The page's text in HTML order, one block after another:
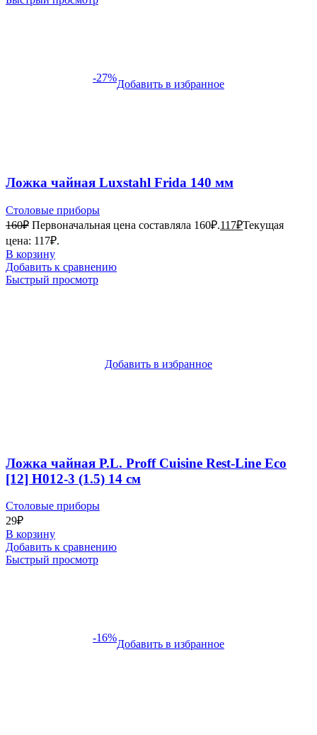
-27%
Добавить в избранное
Ложка чайная Luxstahl Frida 140 мм
Столовые приборы
160₽ Первоначальная цена составляла 160₽.117₽Текущая
цена: 117₽.
В корзину
Добавить к сравнению
Быстрый просмотр
Добавить в избранное
Ложка чайная P.L. Proff Cuisine Rest-Line Eco
[12] H012-3 (1.5) 14 см
Столовые приборы
29₽
В корзину
Добавить к сравнению
Быстрый просмотр
-16%
Добавить в избранное